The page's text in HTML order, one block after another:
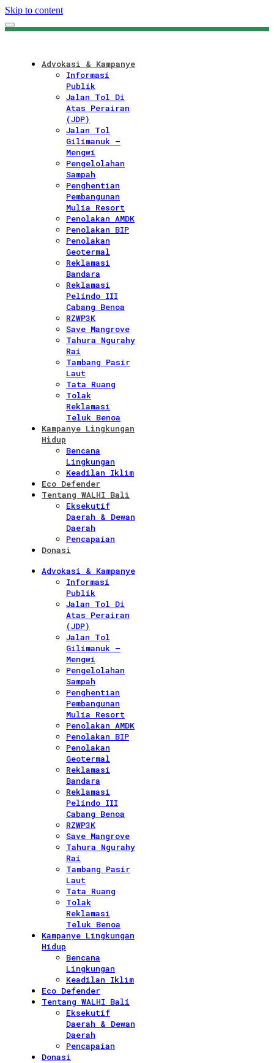
Skip to content
Advokasi & Kampanye
Informasi
Publik
Jalan Tol Di
Atas Perairan
(JDP)
Jalan Tol
Gilimanuk –
Mengwi
Pengelolahan
Sampah
Penghentian
Pembangunan
Mulia Resort
Penolakan AMDK
Penolakan BIP
Penolakan
Geotermal
Reklamasi
Bandara
Reklamasi
Pelindo III
Cabang Benoa
RZWP3K
Save Mangrove
Tahura Ngurahy
Rai
Tambang Pasir
Laut
Tata Ruang
Tolak
Reklamasi
Teluk Benoa
Kampanye Lingkungan
Hidup
Bencana
Lingkungan
Keadilan Iklim
Eco Defender
Tentang WALHI Bali
Eksekutif
Daerah & Dewan
Daerah
Pencapaian
Donasi
Advokasi & Kampanye
Informasi
Publik
Jalan Tol Di
Atas Perairan
(JDP)
Jalan Tol
Gilimanuk –
Mengwi
Pengelolahan
Sampah
Penghentian
Pembangunan
Mulia Resort
Penolakan AMDK
Penolakan BIP
Penolakan
Geotermal
Reklamasi
Bandara
Reklamasi
Pelindo III
Cabang Benoa
RZWP3K
Save Mangrove
Tahura Ngurahy
Rai
Tambang Pasir
Laut
Tata Ruang
Tolak
Reklamasi
Teluk Benoa
Kampanye Lingkungan
Hidup
Bencana
Lingkungan
Keadilan Iklim
Eco Defender
Tentang WALHI Bali
Eksekutif
Daerah & Dewan
Daerah
Pencapaian
Donasi